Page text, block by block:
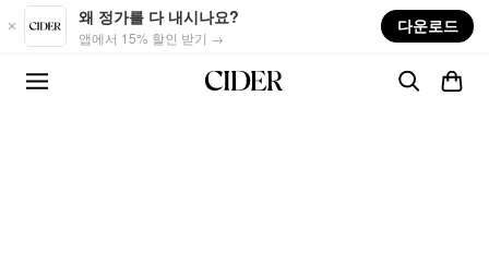
Skip to main content
왜 정가를 다 내시나요?
앱에서 15% 할인 받기 →
다운로드